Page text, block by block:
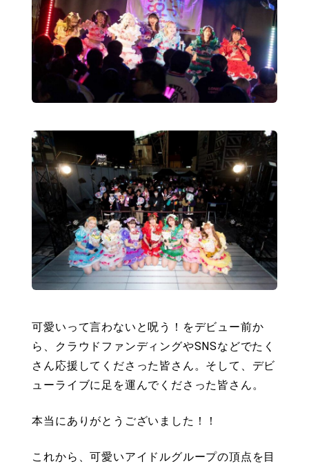
可愛いって言わないと呪う！をデビュー前か
ら、クラウドファンディングやSNSなどでたく
さん応援してくださった皆さん。そして、デビ
ューライブに足を運んでくださった皆さん。
本当にありがとうございました！！
これから、可愛いアイドルグループの頂点を目